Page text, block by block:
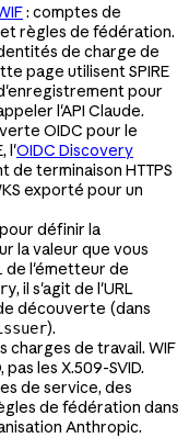
: comptes de
règles de fédération.
de charge de
page utilisent SPIRE
pour
l'API Claude.
OIDC pour le
l'OIDC Discovery
de terminaison HTTPS
exporté pour un
définir la
la valeur que vous
de l'émetteur de
, il s'agit de l'URL
découverte (dans
).
charges de travail. WIF
les X.509-SVID.
de service, des
de fédération dans
Anthropic.